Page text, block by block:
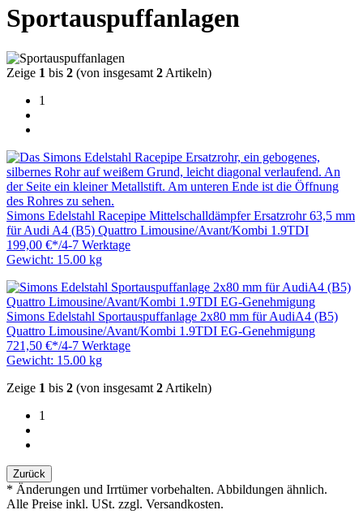
Sportauspuffanlagen
Zeige 1 bis 2 (von insgesamt 2 Artikeln)
1
Simons Edelstahl Racepipe Mittelschalldämpfer Ersatzrohr 63,5 mm
für Audi A4 (B5) Quattro Limousine/Avant/Kombi 1.9TDI
199,00 €*/4-7 Werktage
Gewicht: 15.00 kg
Simons Edelstahl Sportauspuffanlage 2x80 mm für AudiA4 (B5)
Quattro Limousine/Avant/Kombi 1.9TDI EG-Genehmigung
721,50 €*/4-7 Werktage
Gewicht: 15.00 kg
Zeige 1 bis 2 (von insgesamt 2 Artikeln)
1
Zurück
* Änderungen und Irrtümer vorbehalten. Abbildungen ähnlich.
Alle Preise inkl. USt. zzgl. Versandkosten.